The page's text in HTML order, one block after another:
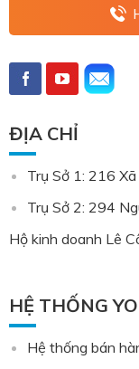
ĐỊA CHỈ
Trụ Sở 1: 216
Trụ Sở 2: 294
Hộ kinh doanh Lê
HỆ THỐNG
Hệ thống bán